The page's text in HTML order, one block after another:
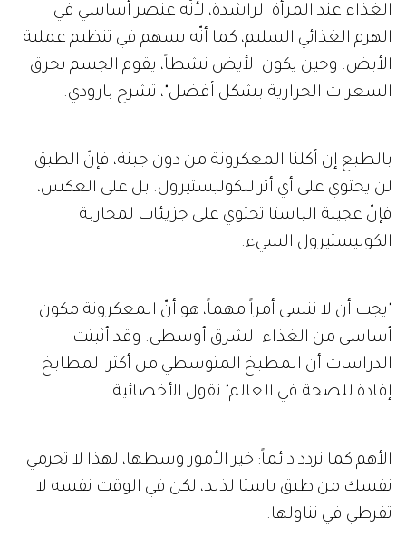
الغذاء عند المرأة الراشدة، لأنّه عنصر أساسي في
الهرم الغذائي السليم، كما أنّه يسهم في تنظيم عملية
الأيض. وحين يكون الأيض نشطاً، يقوم الجسم بحرق
السعرات الحرارية بشكل أفضل"، تشرح بارودي.
بالطبع إن أكلنا المعكرونة من دون جبنة، فإنّ الطبق
لن يحتوي على أي أثر للكوليستيرول. بل على العكس،
فإنّ عجينة الباستا تحتوي على جزيئات لمحاربة
الكوليستيرول السيء.
"يجب أن لا ننسى أمراً مهماً، هو أنّ المعكرونة مكون
أساسي من الغذاء الشرق أوسطي. وقد أثبتت
الدراسات أن المطبخ المتوسطي من أكثر المطابخ
إفادة للصحة في العالم" تقول الأخصائية.
الأهم كما نردد دائماً: خير الأمور وسطها، لهذا لا تحرمي
نفسك من طبق باستا لذيذ، لكن في الوقت نفسه لا
تفرطي في تناولها.